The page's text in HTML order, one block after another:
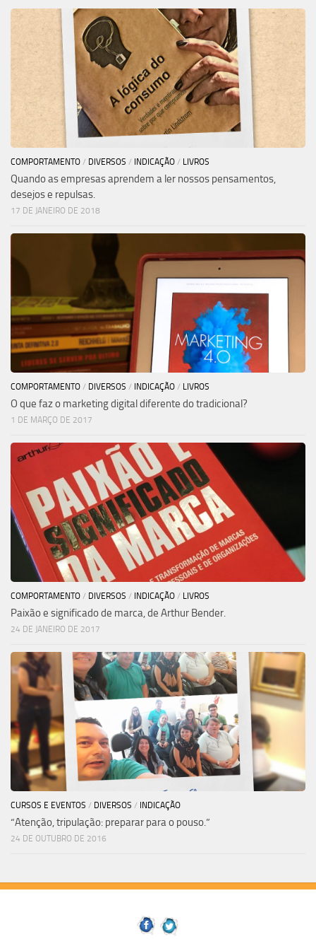
COMPORTAMENTO / DIVERSOS / INDICAÇÃO / LIVROS
Quando as empresas aprendem a ler nossos pensamentos,
desejos e repulsas.
17 DE JANEIRO DE 2018
COMPORTAMENTO / DIVERSOS / INDICAÇÃO / LIVROS
O que faz o marketing digital diferente do tradicional?
1 DE MARÇO DE 2017
COMPORTAMENTO / DIVERSOS / INDICAÇÃO / LIVROS
Paixão e significado de marca, de Arthur Bender.
24 DE JANEIRO DE 2017
CURSOS E EVENTOS / DIVERSOS / INDICAÇÃO
“Atenção, tripulação: preparar para o pouso.”
24 DE OUTUBRO DE 2016